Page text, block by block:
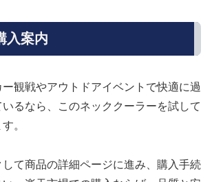
入案内
観戦やアウトドアイベントで快適に過
るなら、このネッククーラーを試して
。
して商品の詳細ページに進み、購入手続